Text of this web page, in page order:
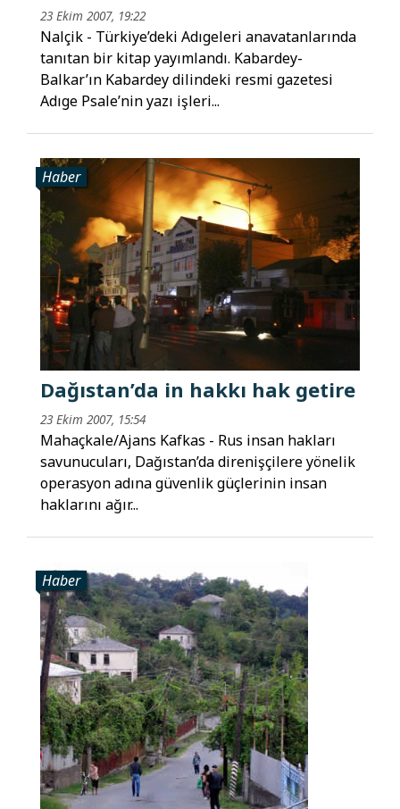
23 Ekim 2007, 19:22
Nalçik - Türkiye’deki Adıgeleri anavatanlarında
tanıtan bir kitap yayımlandı. Kabardey-
Balkar’ın Kabardey dilindeki resmi gazetesi
Adıge Psale’nin yazı işleri...
Haber
Dağıstan’da in hakkı hak getire
23 Ekim 2007, 15:54
Mahaçkale/Ajans Kafkas - Rus insan hakları
savunucuları, Dağıstan’da direnişçilere yönelik
operasyon adına güvenlik güçlerinin insan
haklarını ağır...
Haber